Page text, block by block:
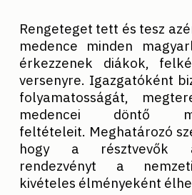
Rengeteget tett és tesz
medence minden
érkezzenek diákok,
versenyre. Igazgatóként
folyamatosságát,
medencei döntő
feltételeit. Meghatározó
hogy a résztvevők
rendezvényt a
kivételes élményeként